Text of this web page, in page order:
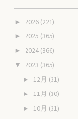
► 2026 (221)
► 2025 (365)
► 2024 (366)
▼ 2023 (365)
► 12月 (31)
► 11月 (30)
► 10月 (31)